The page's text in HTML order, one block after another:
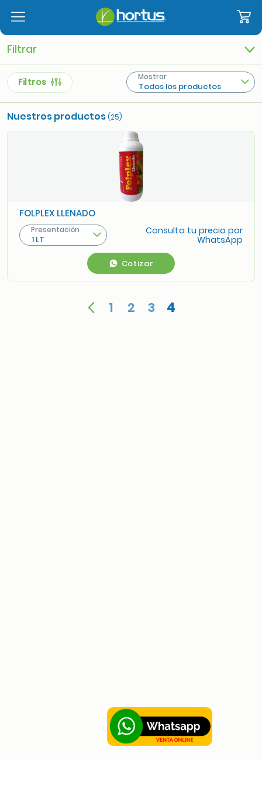
Filtrar
Filtros Todos los productos
Mostrar
Nuestros productos(25)
FOLPLEX LLENADO
1 LT
Presentación
Consulta tu precio por
WhatsApp
Cotizar
1 2 3 4